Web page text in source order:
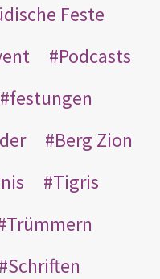
Feste
Podcasts
festungen
Berg Zion
Tigris
Trümmern
Schriften